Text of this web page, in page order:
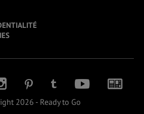
2026 - Ready to Go